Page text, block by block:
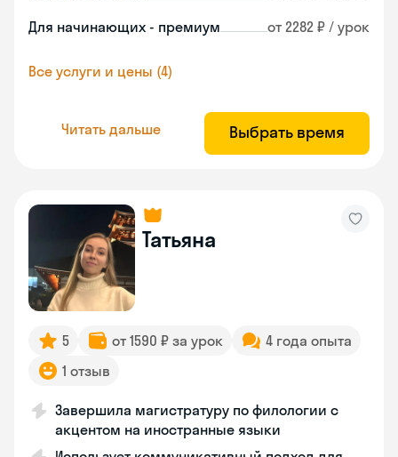
Для начинающих - премиум от 2282 ₽ / урок
Все услуги и цены (4)
Читать дальше Выбрать время
Татьяна
5 от 1590 ₽ за урок
4 года опыта
1 отзыв
Завершила магистратуру по филологии с
акцентом на иностранные языки